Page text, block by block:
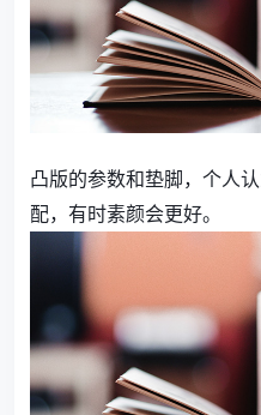
凸版的参数和垫脚，个人
配，有时素颜会更好。